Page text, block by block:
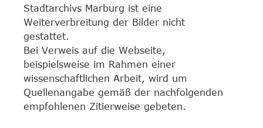
Stadtarchivs Marburg ist eine
Weiterverbreitung der Bilder nicht
gestattet.
Bei Verweis auf die Webseite,
beispielsweise im Rahmen einer
wissenschaftlichen Arbeit, wird um
Quellenangabe gemäß der nachfolgenden
empfohlenen Zitierweise gebeten.